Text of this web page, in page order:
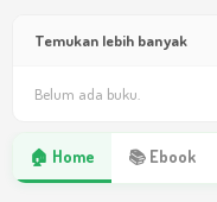
Temukan lebih banyak
Belum ada buku.
🏠 Home 📚 Ebook